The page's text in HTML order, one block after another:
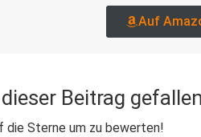
Auf
Beitrag
die Sterne um zu bewerten!